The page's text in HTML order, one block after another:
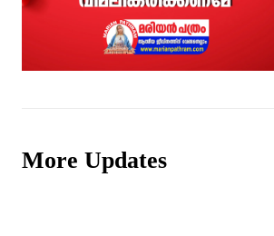
More Updates